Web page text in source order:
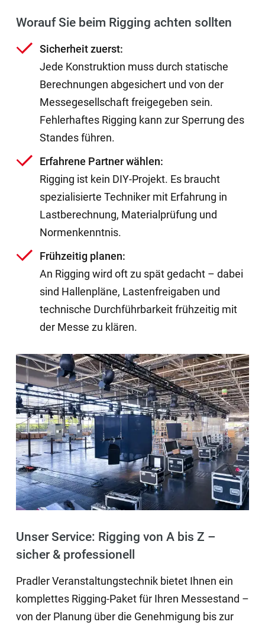
Worauf Sie beim Rigging achten sollten
Sicherheit zuerst:
Jede Konstruktion muss durch statische
Berechnungen abgesichert und von der
Messegesellschaft freigegeben sein.
Fehlerhaftes Rigging kann zur Sperrung des
Standes führen.
Erfahrene Partner wählen:
Rigging ist kein DIY-Projekt. Es braucht
spezialisierte Techniker mit Erfahrung in
Lastberechnung, Materialprüfung und
Normenkenntnis.
Frühzeitig planen:
An Rigging wird oft zu spät gedacht – dabei
sind Hallenpläne, Lastenfreigaben und
technische Durchführbarkeit frühzeitig mit
der Messe zu klären.
Unser Service: Rigging von A bis Z –
sicher & professionell
Pradler Veranstaltungstechnik bietet Ihnen ein
komplettes Rigging-Paket für Ihren Messestand –
von der Planung über die Genehmigung bis zur